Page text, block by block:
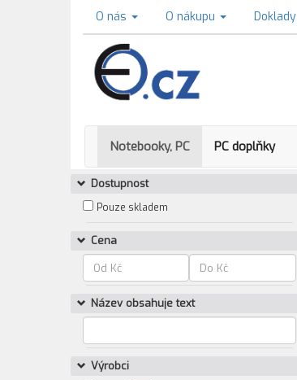
O nás O nákupu Doklady
Notebooky, PC PC doplňky
Dostupnost
Pouze skladem
Cena
Název obsahuje text
Výrobci